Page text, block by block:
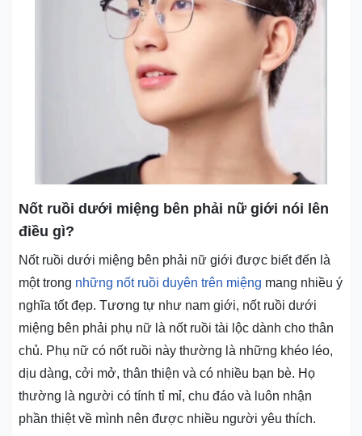
Nốt ruồi dưới miệng bên phải nữ giới nói lên
điều gì?
Nốt ruồi dưới miệng bên phải nữ giới được biết đến là
một trong những nốt ruồi duyên trên miệng mang nhiều ý
nghĩa tốt đẹp. Tương tự như nam giới, nốt ruồi dưới
miệng bên phải phụ nữ là nốt ruồi tài lộc dành cho thân
chủ. Phụ nữ có nốt ruồi này thường là những khéo léo,
dịu dàng, cởi mở, thân thiện và có nhiều bạn bè. Họ
thường là người có tính tỉ mỉ, chu đáo và luôn nhận
phần thiệt về mình nên được nhiều người yêu thích.